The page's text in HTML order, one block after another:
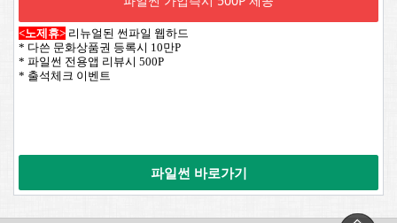
<노제휴> 리뉴얼된 썬파일 웹하드
* 다쓴 문화상품권 등록시 10만P
* 파일썬 전용앱 리뷰시 500P
* 출석체크 이벤트
파일썬 바로가기